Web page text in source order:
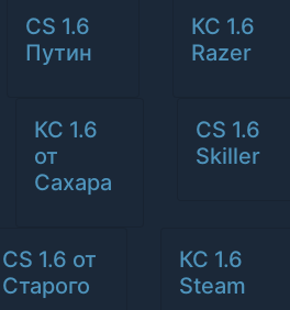
CS 1.6
Путин
КС 1.6
Razer
КС 1.6
от
Сахара
CS 1.6
Skiller
CS 1.6 от
Старого
КС 1.6
Steam